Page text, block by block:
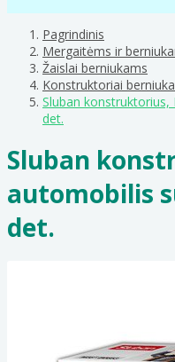
Pagrindinis
Mergaitėms ir
Žaislai berniukams
Konstruktoriai
Sluban konstruktorius,
det.
Sluban
automobilis
det.